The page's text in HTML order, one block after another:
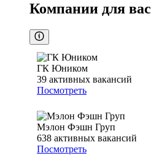
Компании для вас
ГК Юником
39 активных вакансий
Посмотреть
Мэлон Фэшн Груп
638 активных вакансий
Посмотреть